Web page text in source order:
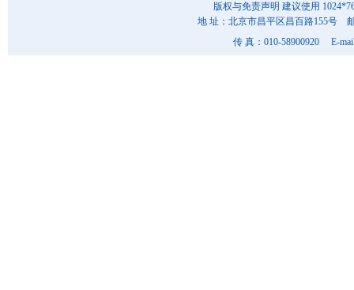
版权与免责声明 建议使用
地 址：北京市昌平区昌百路155号
传 真：010-58900920 E-